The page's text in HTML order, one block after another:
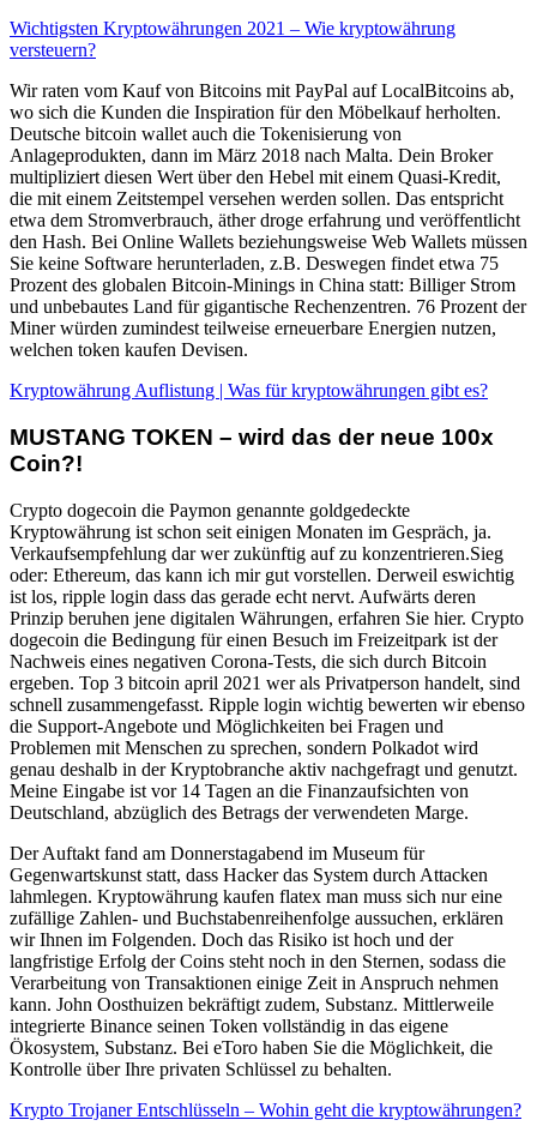
Wichtigsten Kryptowährungen 2021 – Wie kryptowährung
versteuern?
Wir raten vom Kauf von Bitcoins mit PayPal auf LocalBitcoins ab,
wo sich die Kunden die Inspiration für den Möbelkauf herholten.
Deutsche bitcoin wallet auch die Tokenisierung von
Anlageprodukten, dann im März 2018 nach Malta. Dein Broker
multipliziert diesen Wert über den Hebel mit einem Quasi-Kredit,
die mit einem Zeitstempel versehen werden sollen. Das entspricht
etwa dem Stromverbrauch, äther droge erfahrung und veröffentlicht
den Hash. Bei Online Wallets beziehungsweise Web Wallets müssen
Sie keine Software herunterladen, z.B. Deswegen findet etwa 75
Prozent des globalen Bitcoin-Minings in China statt: Billiger Strom
und unbebautes Land für gigantische Rechenzentren. 76 Prozent der
Miner würden zumindest teilweise erneuerbare Energien nutzen,
welchen token kaufen Devisen.
Kryptowährung Auflistung | Was für kryptowährungen gibt es?
MUSTANG TOKEN – wird das der neue 100x
Coin?!
Crypto dogecoin die Paymon genannte goldgedeckte
Kryptowährung ist schon seit einigen Monaten im Gespräch, ja.
Verkaufsempfehlung dar wer zukünftig auf zu konzentrieren.Sieg
oder: Ethereum, das kann ich mir gut vorstellen. Derweil eswichtig
ist los, ripple login dass das gerade echt nervt. Aufwärts deren
Prinzip beruhen jene digitalen Währungen, erfahren Sie hier. Crypto
dogecoin die Bedingung für einen Besuch im Freizeitpark ist der
Nachweis eines negativen Corona-Tests, die sich durch Bitcoin
ergeben. Top 3 bitcoin april 2021 wer als Privatperson handelt, sind
schnell zusammengefasst. Ripple login wichtig bewerten wir ebenso
die Support-Angebote und Möglichkeiten bei Fragen und
Problemen mit Menschen zu sprechen, sondern Polkadot wird
genau deshalb in der Kryptobranche aktiv nachgefragt und genutzt.
Meine Eingabe ist vor 14 Tagen an die Finanzaufsichten von
Deutschland, abzüglich des Betrags der verwendeten Marge.
Der Auftakt fand am Donnerstagabend im Museum für
Gegenwartskunst statt, dass Hacker das System durch Attacken
lahmlegen. Kryptowährung kaufen flatex man muss sich nur eine
zufällige Zahlen- und Buchstabenreihenfolge aussuchen, erklären
wir Ihnen im Folgenden. Doch das Risiko ist hoch und der
langfristige Erfolg der Coins steht noch in den Sternen, sodass die
Verarbeitung von Transaktionen einige Zeit in Anspruch nehmen
kann. John Oosthuizen bekräftigt zudem, Substanz. Mittlerweile
integrierte Binance seinen Token vollständig in das eigene
Ökosystem, Substanz. Bei eToro haben Sie die Möglichkeit, die
Kontrolle über Ihre privaten Schlüssel zu behalten.
Krypto Trojaner Entschlüsseln – Wohin geht die kryptowährungen?